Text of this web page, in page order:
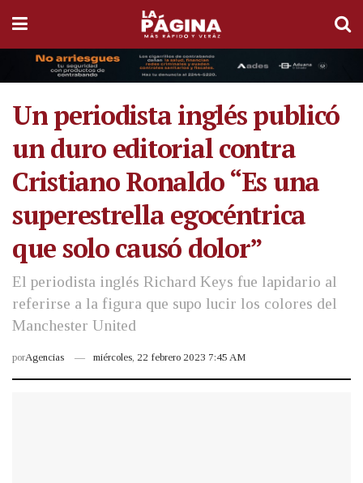
Un periodista inglés publicó
un duro editorial contra
Cristiano Ronaldo “Es una
superestrella egocéntrica
que solo causó dolor”
El periodista inglés Richard Keys fue lapidario al
referirse a la figura que supo lucir los colores del
Manchester United
porAgencias miércoles, 22 febrero 2023 7:45 AM